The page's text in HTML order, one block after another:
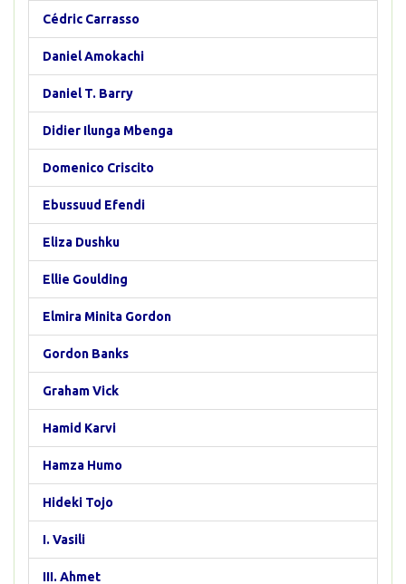
Cédric Carrasso
Daniel Amokachi
Daniel T. Barry
Didier Ilunga Mbenga
Domenico Criscito
Ebussuud Efendi
Eliza Dushku
Ellie Goulding
Elmira Minita Gordon
Gordon Banks
Graham Vick
Hamid Karvi
Hamza Humo
Hideki Tojo
I. Vasili
III. Ahmet